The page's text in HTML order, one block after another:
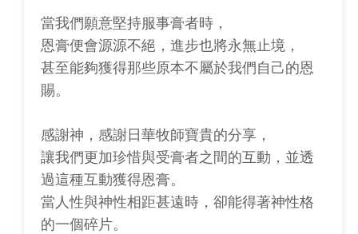
當我們願意堅持服事膏者時，
恩膏便會源源不絕，進步也將永無止境，
甚至能夠獲得那些原本不屬於我們自己的恩
賜。
感謝神，感謝日華牧師寶貴的分享，
讓我們更加珍惜與受膏者之間的互動，並透
過這種互動獲得恩膏。
當人性與神性相距甚遠時，卻能得著神性格
的一個碎片。